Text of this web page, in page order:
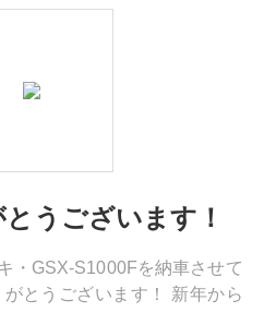
うございます！
・GSX-S1000Fを納車させて
とうございます！ 新年から